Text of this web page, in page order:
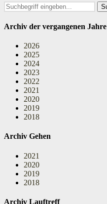
Search
Archiv der vergangenen Jahre
2026
2025
2024
2023
2022
2021
2020
2019
2018
Archiv Gehen
2021
2020
2019
2018
Archiv Lauftreff